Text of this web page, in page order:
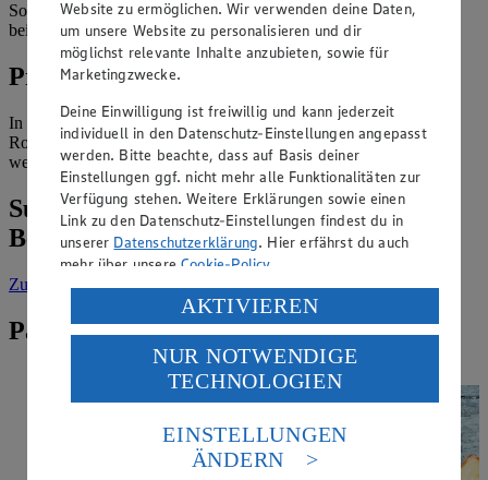
Sorten mit „weniger Fett“ zu finden. Der Kohlenhydratanteil liegt
bei ca. 0,2 g.
Produkte
In unserem Sortiment findest du die Original Nürnberger
Rostbratwurst unter der Marke GUT&GÜNSTIG sowie diverse
weitere Bratwürste.
Suche weitere Lebensmittel aus dem
Bereich „Fleisch & Wurst“
Zur Suchevorgefiltert nach Kategorie: Fleisch & Wurst
Passende Rezepte zu Bratwurst
Website zu ermöglichen. Wir verwenden deine Daten,
um unsere Website zu personalisieren und dir
möglichst relevante Inhalte anzubieten, sowie für
Marketingzwecke.
Deine Einwilligung ist freiwillig und kann jederzeit
individuell in den Datenschutz-Einstellungen angepasst
werden. Bitte beachte, dass auf Basis deiner
Einstellungen ggf. nicht mehr alle Funktionalitäten zur
Verfügung stehen. Weitere Erklärungen sowie einen
Link zu den Datenschutz-Einstellungen findest du in
unserer Datenschutzerklärung. Hier erfährst du auch
mehr über unsereCookie-Policy.
Verarbeitung deiner personenbezogenen Daten in den
USA durch Facebook und YouTube:
Wenn du auf „Aktivieren“ klickst, willigst du im Sinne
des Art. 49 Abs. 1 Satz 1 lit. a) DSGVO ein, dass deine
Daten in den USA verarbeitet werden. Der EuGH sieht
die USA als Land mit einem nach europäischen
Standards nicht angemessenen Datenschutzniveau an.
Es besteht das Risiko eines Zugriffs durch US-
AKTIVIEREN
NUR NOTWENDIGE
TECHNOLOGIEN
EINSTELLUNGEN
ÄNDERN